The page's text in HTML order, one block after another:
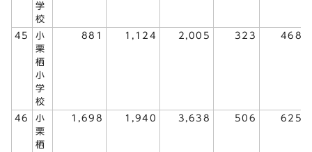
学
校
45
小
栗
栖
小
学
校
881 1,124 2,005 323 468
46
小
栗
栖
1,698 1,940 3,638 506 625